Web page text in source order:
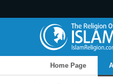
Home Page